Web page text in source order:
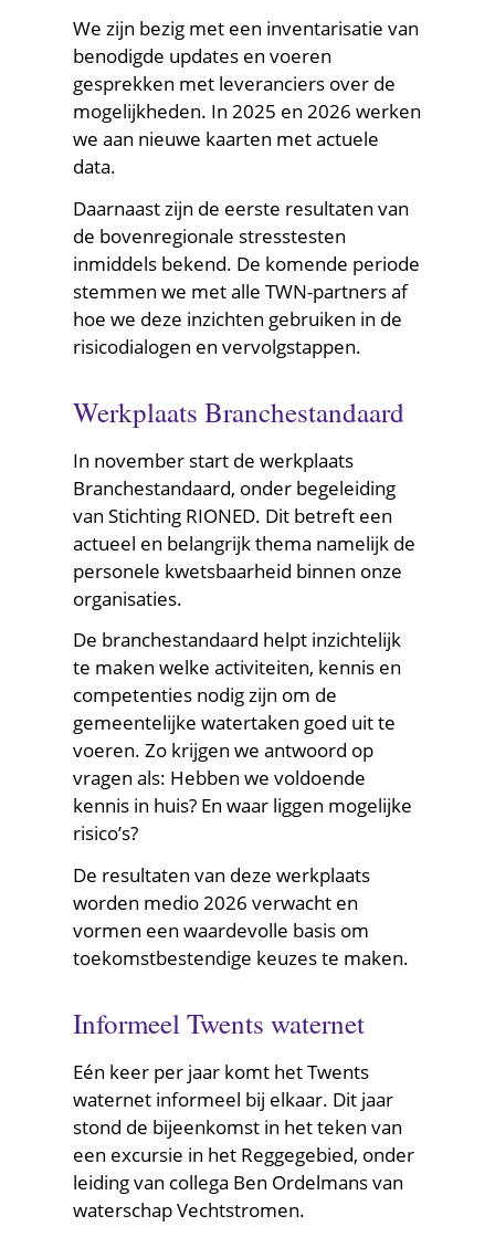
We zijn bezig met een inventarisatie van
benodigde updates en voeren
gesprekken met leveranciers over de
mogelijkheden. In 2025 en 2026 werken
we aan nieuwe kaarten met actuele
data.
Daarnaast zijn de eerste resultaten van
de bovenregionale stresstesten
inmiddels bekend. De komende periode
stemmen we met alle TWN-partners af
hoe we deze inzichten gebruiken in de
risicodialogen en vervolgstappen.
Werkplaats Branchestandaard
In november start de werkplaats
Branchestandaard, onder begeleiding
van Stichting RIONED. Dit betreft een
actueel en belangrijk thema namelijk de
personele kwetsbaarheid binnen onze
organisaties.
De branchestandaard helpt inzichtelijk
te maken welke activiteiten, kennis en
competenties nodig zijn om de
gemeentelijke watertaken goed uit te
voeren. Zo krijgen we antwoord op
vragen als: Hebben we voldoende
kennis in huis? En waar liggen mogelijke
risico’s?
De resultaten van deze werkplaats
worden medio 2026 verwacht en
vormen een waardevolle basis om
toekomstbestendige keuzes te maken.
Informeel Twents waternet
Eén keer per jaar komt het Twents
waternet informeel bij elkaar. Dit jaar
stond de bijeenkomst in het teken van
een excursie in het Reggegebied, onder
leiding van collega Ben Ordelmans van
waterschap Vechtstromen.